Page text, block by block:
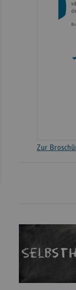
Zur